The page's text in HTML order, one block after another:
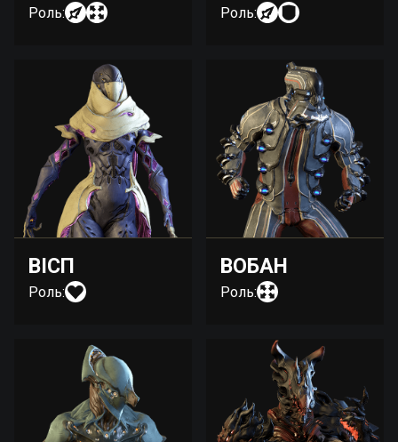
Роль: Роль:
ВІСП
Роль:
ВОБАН
Роль: